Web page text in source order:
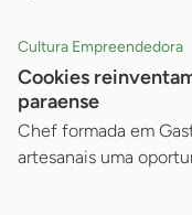
Cultura Empreendedora
Cookies
paraense
Chef formada em
artesanais uma